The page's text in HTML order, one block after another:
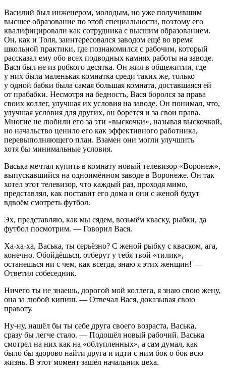
Василий был инженером, молодым, но уже получившим
высшее образование по этой специальности, поэтому его
квалифицировали как сотрудника с высшим образованием.
Он, как и Толя, заинтересовался заводом ещё во время
школьной практики, где познакомился с рабочим, который
рассказал ему обо всех подводных камнях работы на заводе.
Вася был не из робкого десятка. Он жил в общежитии, где
у них была маленькая комнатка среди таких же, только
у одной бабки была самая большая комната, доставшаяся ей
от прабабки. Несмотря на бедность, Вася боролся за права
своих коллег, улучшая их условия на заводе. Он понимал, что,
улучшая условия для других, он борется и за свои права.
Многие не любили его за эти «выскочки», называя выскочкой,
но начальство ценило его как эффективного работника,
перевыполняющего план. Взамен они могли улучшить
хотя бы минимальные условия.
Васька мечтал купить в комнату новый телевизор «Воронеж»,
выпускавшийся на одноимённом заводе в Воронеже. Он так
хотел этот телевизор, что каждый раз, проходя мимо,
представлял, как поставит его дома и они с женой будут
вдвоём смотреть футбол.
Эх, представляю, как мы сядем, возьмём кваску, рыбки, да
футбол посмотрим. — Говорил Вася.
Ха-ха-ха, Васька, ты серьёзно? С женой рыбку с кваском, ага,
конечно. Обойдёшься, отберут у тебя твой «тилик»,
останешься ни с чем, как всегда, знаю я этих женщин! —
Ответил собеседник.
Ничего ты не знаешь, дорогой мой коллега, я знаю свою жену,
она за любой кипиш. — Отвечал Вася, доказывая свою
правоту.
Ну-ну, нашёл бы ты себе друга своего возраста, Васька,
сразу бы легче стало. — Подошёл новый рабочий. Васька
смотрел на них как на «облупленных», а сам думал, как
было бы здорово найти друга и идти с ним бок о бок всю
жизнь. В этот момент зашёл начальник цеха.